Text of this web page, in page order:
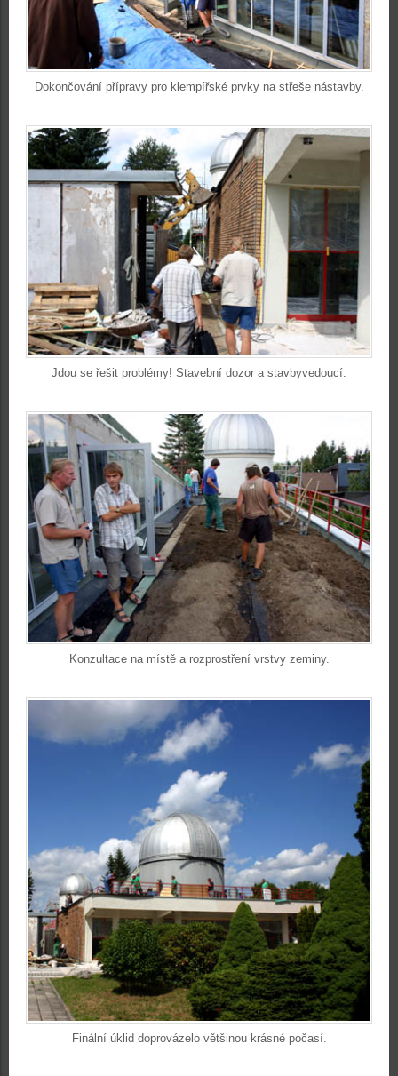
Dokončování přípravy pro klempířské prvky na střeše nástavby.
Jdou se řešit problémy! Stavební dozor a stavbyvedoucí.
Konzultace na místě a rozprostření vrstvy zeminy.
Finální úklid doprovázelo většinou krásné počasí.